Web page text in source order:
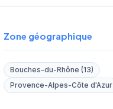
Zone géographique
Bouches-du-Rhône (13)
Provence-Alpes-Côte d'Azur